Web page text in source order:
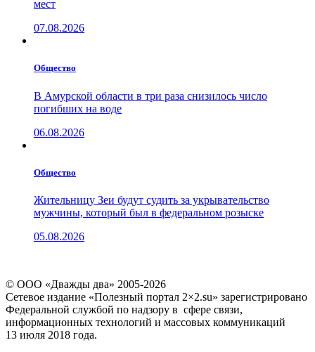
мест
07.08.2026
Общество
В Амурской области в три раза снизилось число
погибших на воде
06.08.2026
Общество
Жительницу Зеи будут судить за укрывательство
мужчины, который был в федеральном розыске
05.08.2026
© ООО «Дважды два» 2005-2026
Сетевое издание «Полезный портал 2×2.su» зарегистрировано
Федеральной службой по надзору в сфере связи,
информационных технологий и массовых коммуникаций
13 июля 2018 года.